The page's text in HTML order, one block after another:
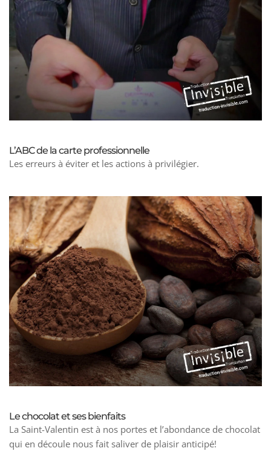
L’ABC de la carte professionnelle
Les erreurs à éviter et les actions à privilégier.
Le chocolat et ses bienfaits
La Saint-Valentin est à nos portes et l’abondance de chocolat
qui en découle nous fait saliver de plaisir anticipé!